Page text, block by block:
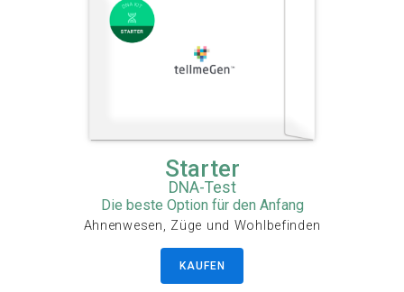
Starter
DNA-Test
Die beste Option für den Anfang
Ahnenwesen, Züge und Wohlbefinden
KAUFEN